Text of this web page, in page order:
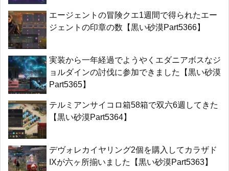
エージェントの冒険クエ1週間で得られたエー
ジェントの印章の数【黒い砂漠Part5366】
実装から一年経過でようやくエダニアボスなジ
ョルダインの討伐に参加できました【黒い砂漠
Part5365】
テルミアンサイコロ箱58箱で双六6週してきた
【黒い砂漠Part5364】
デヴォレカイヤリング2個を購入してカラザド
IXが六ヶ所揃いました【黒い砂漠Part5363】